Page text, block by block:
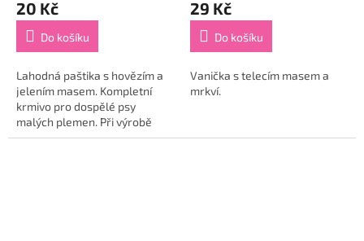
20 Kč
Do košíku
Lahodná paštika s hovězím a
jelením masem. Kompletní
krmivo pro dospělé psy
malých plemen. Při výrobě
krmiv Rinti je maso
29 Kč
Do košíku
Vanička s telecím masem a
mrkví.